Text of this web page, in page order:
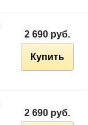
2 690 руб.
Купить
2 690 руб.